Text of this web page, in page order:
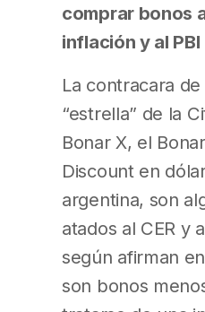
comprar bonos
inflación y al PBI
La contracara
“estrella” de la
Bonar X, el
Discount en
argentina, son
atados al CER y
según afirman
son bonos